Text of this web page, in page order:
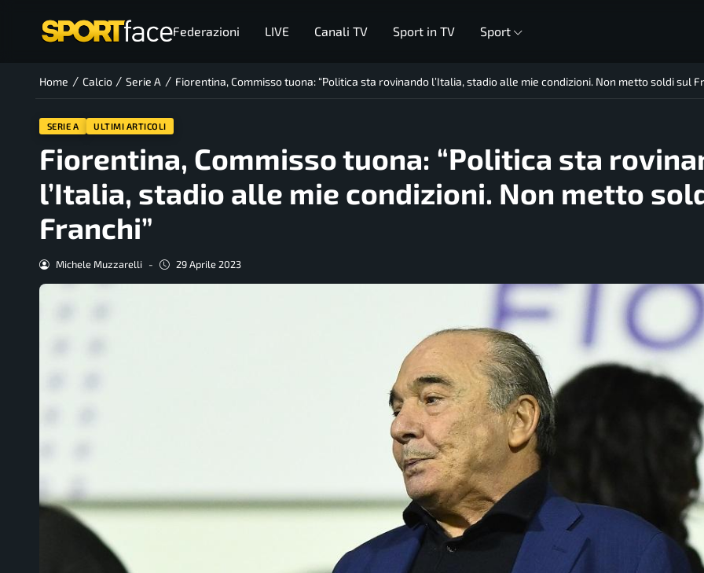
Federazioni LIVE Canali TV Sport in TV Sport
Home / Calcio / Serie A / Fiorentina, Commisso tuona: “Politica sta rovinando l’Italia, stadio alle mie condizioni. Non metto soldi sul
SERIE A ULTIMI ARTICOLI
Fiorentina, Commisso tuona: “Politica sta
l’Italia, stadio alle mie condizioni. Non metto
Franchi”
Michele Muzzarelli - 29 Aprile 2023